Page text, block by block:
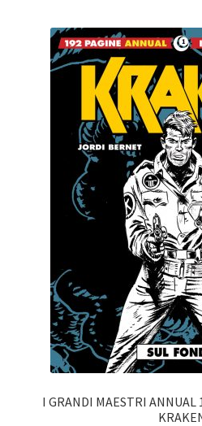
I GRANDI MAESTRI ANNUAL